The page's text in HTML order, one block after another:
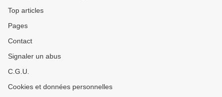
Top articles
Pages
Contact
Signaler un abus
C.G.U.
Cookies et données personnelles